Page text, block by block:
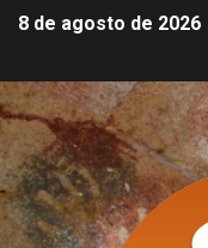
8 de agosto de 2026